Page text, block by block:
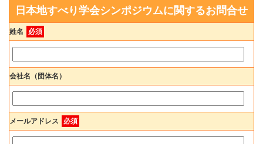
日本地すべり学会シンポジウムに関するお問合せ
姓名 必須
会社名（団体名）
メールアドレス 必須